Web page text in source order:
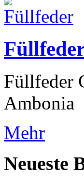
Füllfeder
Ambonia
Mehr
Neueste